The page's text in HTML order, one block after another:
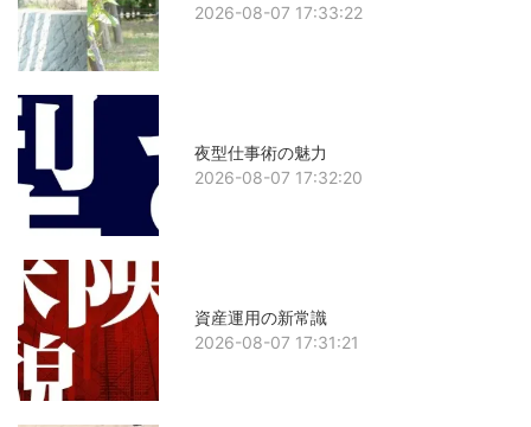
2026-08-07 17:33:22
夜型仕事術の魅力
2026-08-07 17:32:20
資産運用の新常識
2026-08-07 17:31:21